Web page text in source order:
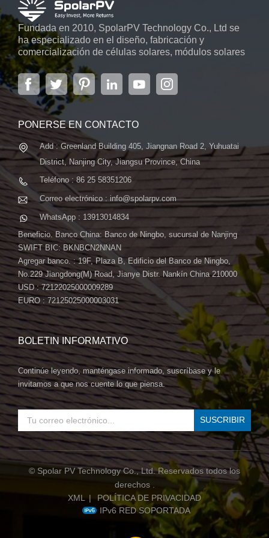
Fundada en 2010, SpolarPV Technology Co., Ltd se
ha especializado en el diseño, fabricación y
comercialización de células solares, módulos solares
y sistemas de energía solar. La empresa, ubicada en
la capital de la provincia de Jiangsu, Nanjing, con una
superficie de 6.000 m2, cuenta con sistemas
automáticos avanzados...
PONERSE EN CONTACTO
Add : Greenland Building 405, Jiangnan Road 2, Yuhuatai
District, Nanjing City, Jiangsu Province, China
Teléfono : 86 25 58351206
Correo electrónico : info@spolarpv.com
WhatsApp : 13913014834
Beneficio. Banco China: Banco de Ningbo, sucursal de Nanjing
SWIFT BIC: BKNBCN2NNAN
Agregar banco. : 19F, Plaza B, Edificio del Banco de Ningbo,
No.229 Jiangdong(M) Road, Jianye Distr. Nankín China 210000
USD : 72122025000009289
EURO : 72125025000003031
BOLETIN INFORMATIVO
Continúe leyendo, manténgase informado, suscríbase y le
invitamos a que nos cuente lo que piensa.
© Spolar PV Technology Co., Ltd. Reservados todos los
derechos .
XML
|
POLÍTICA DE PRIVACIDAD
IPv6 RED SOPORTADA